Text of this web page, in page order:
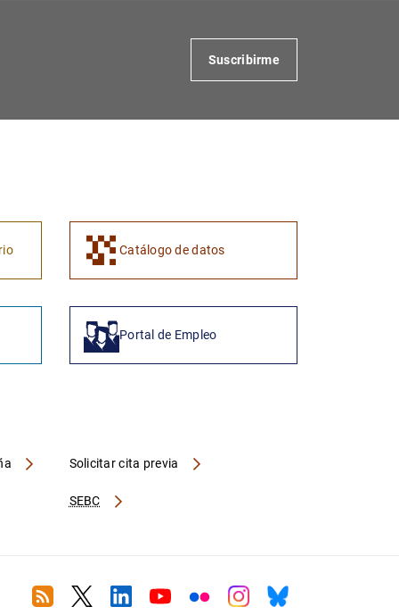
Suscribirme
Catálogo de datos
Portal de Empleo
SEBC
Solicitar cita previa
RSS TwitterLinkedin
YoutubeFlickrInstagram
Bluesky